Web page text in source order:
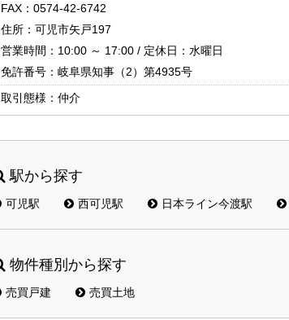
FAX：0574-42-6742
住所：可児市矢戸197
営業時間：10:00 ～ 17:00 / 定休日：水曜日
免許番号：岐阜県知事（2）第4935号
取引態様：仲介
駅から探す
可児駅 西可児駅 日本ライン今渡駅
物件種別から探す
売買戸建 売買土地